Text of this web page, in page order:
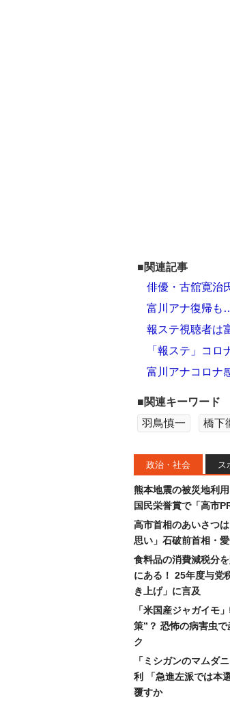
■関連記事
俳優・古舘寛治
富川アナ復帰も
報ステ視聴者は
「報ステ」コ
富川アナコロナ
■関連キーワード
羽鳥慎一
橋下
政治・社会 ス
熊本地震の被災地利
国民栄誉賞で「高市
高市首相のあいさつ
思い」石破前首相・
食料品の消費減税分
にある！ 25年度与党
き上げ」に言及
「米国産ジャガイモ
策”？ 恐怖の病害虫
ク
「ミシガンのマムダ
利 「急進左派では本
覆すか